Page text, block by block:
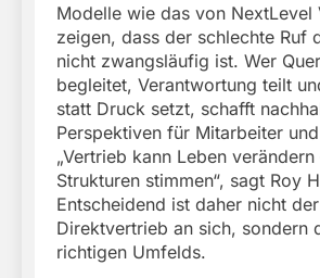
Modelle wie das von NextLevel
zeigen, dass der schlechte Ruf
nicht zwangsläufig ist. Wer
begleitet, Verantwortung teilt
statt Druck setzt, schafft
Perspektiven für Mitarbeiter
„Vertrieb kann Leben
Strukturen stimmen“, sagt Roy
Entscheidend ist daher nicht der
Direktvertrieb an sich, sondern
richtigen Umfelds.